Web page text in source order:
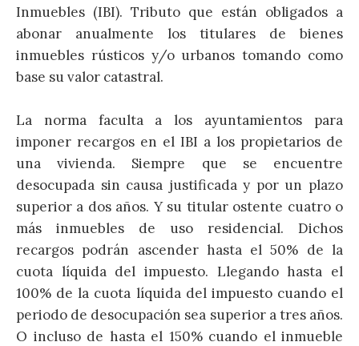
Inmuebles (IBI). Tributo que están obligados a
abonar anualmente los titulares de bienes
inmuebles rústicos y/o urbanos tomando como
base su valor catastral.
La norma faculta a los ayuntamientos para
imponer recargos en el IBI a los propietarios de
una vivienda. Siempre que se encuentre
desocupada sin causa justificada y por un plazo
superior a dos años. Y su titular ostente cuatro o
más inmuebles de uso residencial. Dichos
recargos podrán ascender hasta el 50% de la
cuota líquida del impuesto. Llegando hasta el
100% de la cuota líquida del impuesto cuando el
periodo de desocupación sea superior a tres años.
O incluso de hasta el 150% cuando el inmueble